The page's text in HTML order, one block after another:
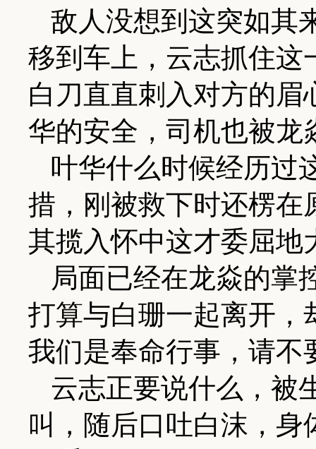
敌人没想到这突如其
移到车上，云志抓住这
白刀直直刺入对方的
华的安全，司机也被龙
叶华什么时候经历过
措，刚被救下时还楞在
其揽入怀中这才委屈地
局面已经在龙焱的掌
打算与白珊一起离开，
我们是奉命行事，请不
云志正要说什么，被
叫，随后口吐白沫，